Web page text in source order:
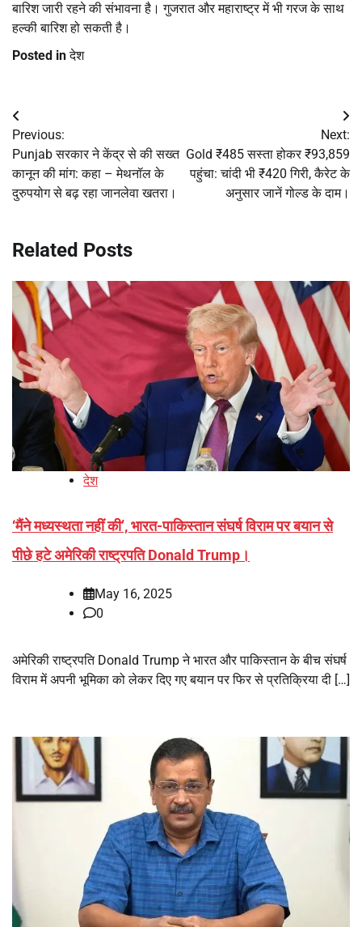
बारिश जारी रहने की संभावना है। गुजरात और महाराष्ट्र में भी गरज के साथ
हल्की बारिश हो सकती है।
Posted inदेश
Post
navigation
Previous:
Punjab सरकार ने केंद्र से की सख्त
कानून की मांग: कहा – मेथनॉल के
दुरुपयोग से बढ़ रहा जानलेवा खतरा।
Next:
Gold ₹485 सस्ता होकर ₹93,859
पहुंचा: चांदी भी ₹420 गिरी, कैरेट के
अनुसार जानें गोल्ड के दाम।
Related Posts
देश
‘मैंने मध्यस्थता नहीं की’, भारत-पाकिस्तान संघर्ष विराम पर बयान से
पीछे हटे अमेरिकी राष्ट्रपति Donald Trump।
May 16, 2025
0
अमेरिकी राष्ट्रपति Donald Trump ने भारत और पाकिस्तान के बीच संघर्ष
विराम में अपनी भूमिका को लेकर दिए गए बयान पर फिर से प्रतिक्रिया दी […]